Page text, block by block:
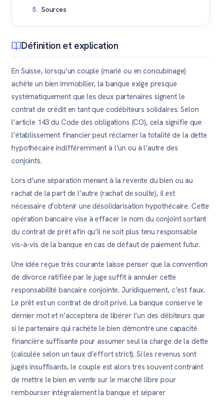
Sources
Définition et explication
En Suisse, lorsqu’un couple (marié ou en concubinage)
achète un bien immobilier, la banque exige presque
systématiquement que les deux partenaires signent le
contrat de crédit en tant que codébiteurs solidaires. Selon
l’article 143 du Code des obligations (CO), cela signifie que
l’établissement financier peut réclamer la totalité de la dette
hypothécaire indifféremment à l’un ou à l’autre des
conjoints.
Lors d’une séparation menant à la revente du bien ou au
rachat de la part de l’autre (rachat de soulte), il est
nécessaire d’obtenir une désolidarisation hypothécaire. Cette
opération bancaire vise à effacer le nom du conjoint sortant
du contrat de prêt afin qu’il ne soit plus tenu responsable
vis-à-vis de la banque en cas de défaut de paiement futur.
Une idée reçue très courante laisse penser que la convention
de divorce ratifiée par le juge suffit à annuler cette
responsabilité bancaire conjointe. Juridiquement, c’est faux.
Le prêt est un contrat de droit privé. La banque conserve le
dernier mot et n’acceptera de libérer l’un des débiteurs que
si le partenaire qui rachète le bien démontre une capacité
financière suffisante pour assumer seul la charge de la dette
(calculée selon un taux d’effort strict). Si les revenus sont
jugés insuffisants, le couple est alors très souvent contraint
de mettre le bien en vente sur le marché libre pour
rembourser intégralement la banque et séparer